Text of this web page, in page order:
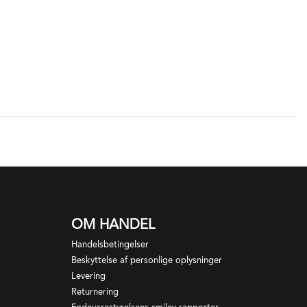
OM HANDEL
Handelsbetingelser
Beskyttelse af personlige oplysninger
Levering
Returnering